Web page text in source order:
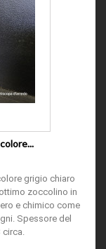
grigio chiaro
zoccolino in
e chimico come
Spessore del
circa.